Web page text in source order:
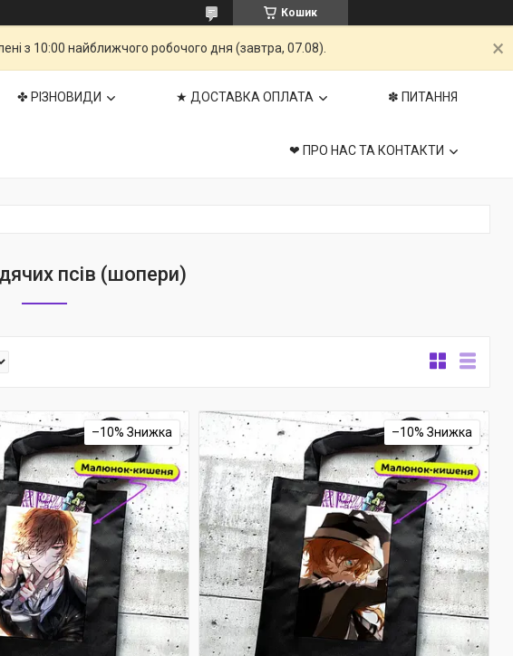
Кошик
з 10:00 найближчого робочого дня (завтра, 07.08).
✤ РІЗНОВИДИ ★ ДОСТАВКА ОПЛАТА ✽ ПИТАННЯ
❤ ПРО НАС ТА КОНТАКТИ
псів (шопери)
–10% –10%